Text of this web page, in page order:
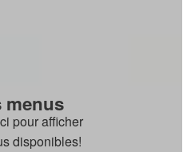
menus
pour afficher
disponibles!